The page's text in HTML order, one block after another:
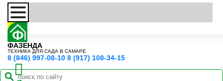
ФАЗЕНДА
ТЕХНИКА ДЛЯ САДА В САМАРЕ
8 (846) 997-08-10 8 (917) 108-34-15